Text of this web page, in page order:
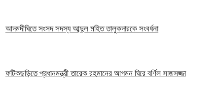
আদমদীঘিতে সংসদ সদস্য আব্দুল মহিত তালুকদারকে সংবর্ধনা
ফটিকছড়িতে প্রধানমন্ত্রী তারেক রহমানের আগমন ঘিরে বর্ণিল সাজসজ্জা